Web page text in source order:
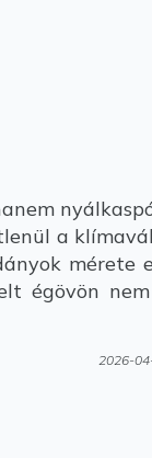
a
mérete
égövön
2026-